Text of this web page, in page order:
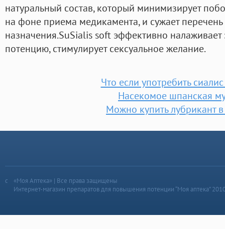
натуральный состав, который минимизирует
на фоне приема медикамента, и сужает
назначения.SuSialis soft эффективно
потенцию, стимулирует сексуальное желание.
Что если употребить
Насекомое шпанская
Можно купить лубрикант
«Моя Аптека» | Все права защищены
Интернет-магазин препаратов для повышения потенции “Моя аптека”